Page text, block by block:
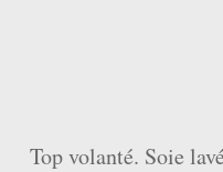
Top volanté. Soie